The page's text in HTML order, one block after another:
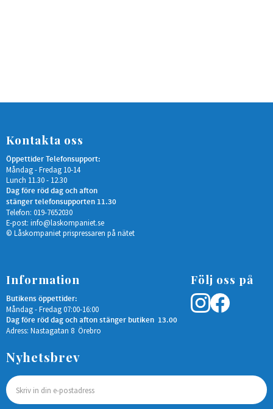
Kontakta oss
Öppettider Telefonsupport:
Måndag - Fredag 10-14
Lunch 11.30 - 12.30
Dag före röd dag och afton
stänger telefonsupporten 11.30
Telefon: 019-7652030
E-post: info@laskompaniet.se
© Låskompaniet prispressaren på nätet
Information
Butikens öppettider:
Måndag - Fredag 07:00-16:00
Dag före röd dag och afton stänger butiken 13.00
Adress: Nastagatan 8 Örebro
Följ oss på
Nyhetsbrev